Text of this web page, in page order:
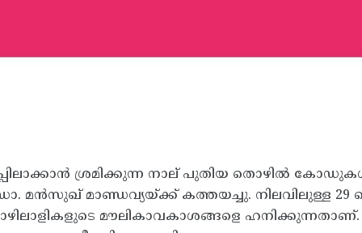
ശ്രമിക്കുന്ന നാല് പുതിയ തൊഴിൽ
ഡോ. മൻസുഖ് മാണ്ഡവ്യയ്ക്ക് കത്തയച്ചു. നിലവിലുള്ള 29
മൗലികാവകാശങ്ങളെ